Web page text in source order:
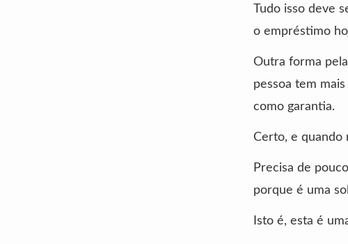
Tudo isso deve
o empréstimo
Outra forma
pessoa tem
como garantia.
Certo, e quando
Precisa de
porque é uma
Isto é, esta é